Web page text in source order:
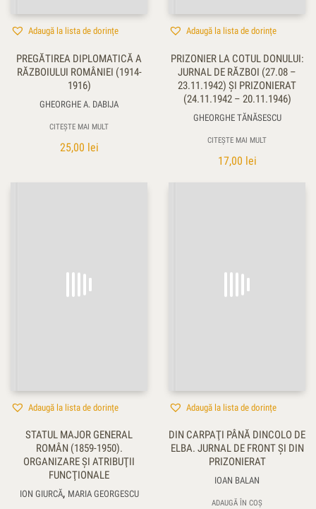
Adaugă la lista de dorințe
PREGĂTIREA DIPLOMATICĂ A
RĂZBOIULUI ROMÂNIEI (1914-
1916)
GHEORGHE A. DABIJA
CITEȘTE MAI MULT
25,00 lei
Adaugă la lista de dorințe
PRIZONIER LA COTUL DONULUI:
JURNAL DE RĂZBOI (27.08 –
23.11.1942) ŞI PRIZONIERAT
(24.11.1942 – 20.11.1946)
GHEORGHE TĂNĂSESCU
CITEȘTE MAI MULT
17,00 lei
Adaugă la lista de dorințe
STATUL MAJOR GENERAL
ROMÂN (1859-1950).
ORGANIZARE ŞI ATRIBUŢII
FUNCŢIONALE
ION GIURCĂ, MARIA GEORGESCU
Adaugă la lista de dorințe
DIN CARPAŢI PÂNĂ DINCOLO DE
ELBA. JURNAL DE FRONT ŞI DIN
PRIZONIERAT
IOAN BALAN
ADAUGĂ ÎN COȘ